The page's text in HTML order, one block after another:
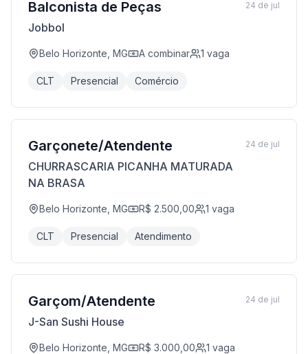
Balconista de Peças
Jobbol
Belo Horizonte, MG A combinar 1 vaga
CLT Presencial Comércio
24 de jul
Garçonete/Atendente
CHURRASCARIA PICANHA MATURADA
NA BRASA
Belo Horizonte, MG R$ 2.500,00 1 vaga
CLT Presencial Atendimento
24 de jul
Garçom/Atendente
J-San Sushi House
Belo Horizonte, MG R$ 3.000,00 1 vaga
24 de jul